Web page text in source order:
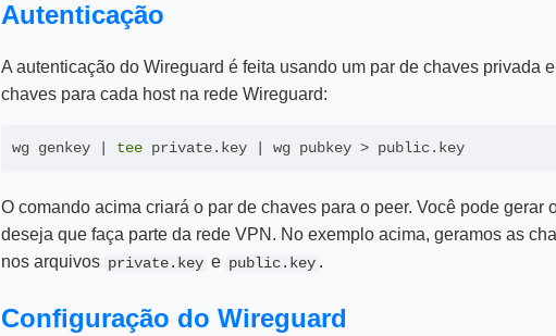
Autenticação
A autenticação do Wireguard é feita usando um par de chaves privada
chaves para cada host na rede Wireguard:
wg genkey | tee
O comando acima criará o par de chaves para o peer. Você pode gerar
deseja que faça parte da rede VPN. No exemplo acima, geramos as
nos arquivos private.key e public.key .
Configuração do Wireguard